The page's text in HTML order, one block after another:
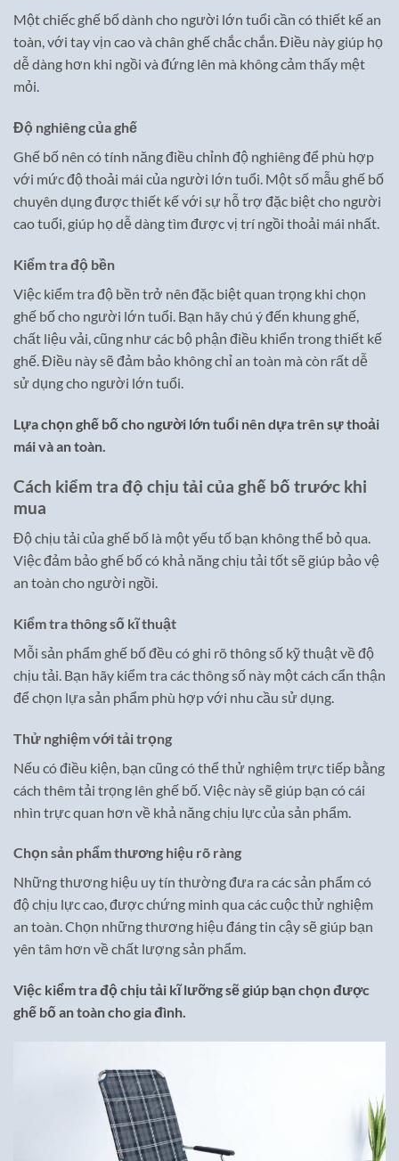
Một chiếc ghế bố dành cho người lớn tuổi cần có thiết kế an
toàn, với tay vịn cao và chân ghế chắc chắn. Điều này giúp họ
dễ dàng hơn khi ngồi và đứng lên mà không cảm thấy mệt
mỏi.
Độ nghiêng của ghế
Ghế bố nên có tính năng điều chỉnh độ nghiêng để phù hợp
với mức độ thoải mái của người lớn tuổi. Một số mẫu ghế bố
chuyên dụng được thiết kế với sự hỗ trợ đặc biệt cho người
cao tuổi, giúp họ dễ dàng tìm được vị trí ngồi thoải mái nhất.
Kiểm tra độ bền
Việc kiểm tra độ bền trở nên đặc biệt quan trọng khi chọn
ghế bố cho người lớn tuổi. Bạn hãy chú ý đến khung ghế,
chất liệu vải, cũng như các bộ phận điều khiển trong thiết kế
ghế. Điều này sẽ đảm bảo không chỉ an toàn mà còn rất dễ
sử dụng cho người lớn tuổi.
Lựa chọn ghế bố cho người lớn tuổi nên dựa trên sự thoải
mái và an toàn.
Cách kiểm tra độ chịu tải của ghế bố trước khi
mua
Độ chịu tải của ghế bố là một yếu tố bạn không thể bỏ qua.
Việc đảm bảo ghế bố có khả năng chịu tải tốt sẽ giúp bảo vệ
an toàn cho người ngồi.
Kiểm tra thông số kĩ thuật
Mỗi sản phẩm ghế bố đều có ghi rõ thông số kỹ thuật về độ
chịu tải. Bạn hãy kiểm tra các thông số này một cách cẩn thận
để chọn lựa sản phẩm phù hợp với nhu cầu sử dụng.
Thử nghiệm với tải trọng
Nếu có điều kiện, bạn cũng có thể thử nghiệm trực tiếp bằng
cách thêm tải trọng lên ghế bố. Việc này sẽ giúp bạn có cái
nhìn trực quan hơn về khả năng chịu lực của sản phẩm.
Chọn sản phẩm thương hiệu rõ ràng
Những thương hiệu uy tín thường đưa ra các sản phẩm có
độ chịu lực cao, được chứng minh qua các cuộc thử nghiệm
an toàn. Chọn những thương hiệu đáng tin cậy sẽ giúp bạn
yên tâm hơn về chất lượng sản phẩm.
Việc kiểm tra độ chịu tải kĩ lưỡng sẽ giúp bạn chọn được
ghế bố an toàn cho gia đình.